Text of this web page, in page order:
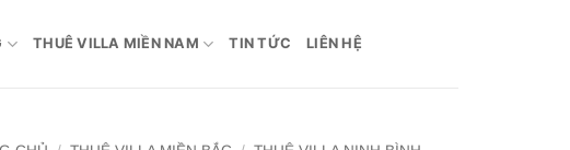
THUÊ VILLA MIỀN NAM TIN TỨC LIÊN HỆ